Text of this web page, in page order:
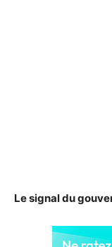
Le signal du